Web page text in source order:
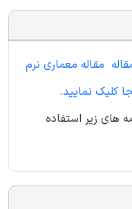
مقاله معماری نرم
کلیک نمایید.
های زیر استفاده